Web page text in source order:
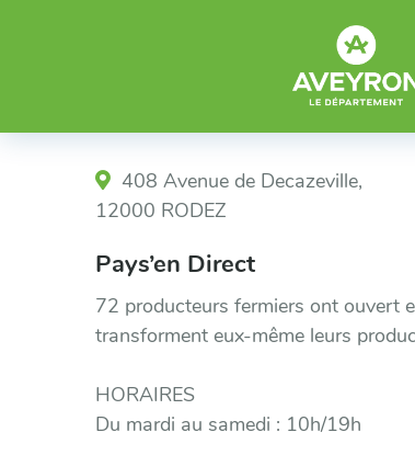
408 Avenue de Decazeville,
12000 RODEZ
Pays’en Direct
72 producteurs fermiers ont ouvert
transforment eux-même leurs
HORAIRES
Du mardi au samedi : 10h/19h